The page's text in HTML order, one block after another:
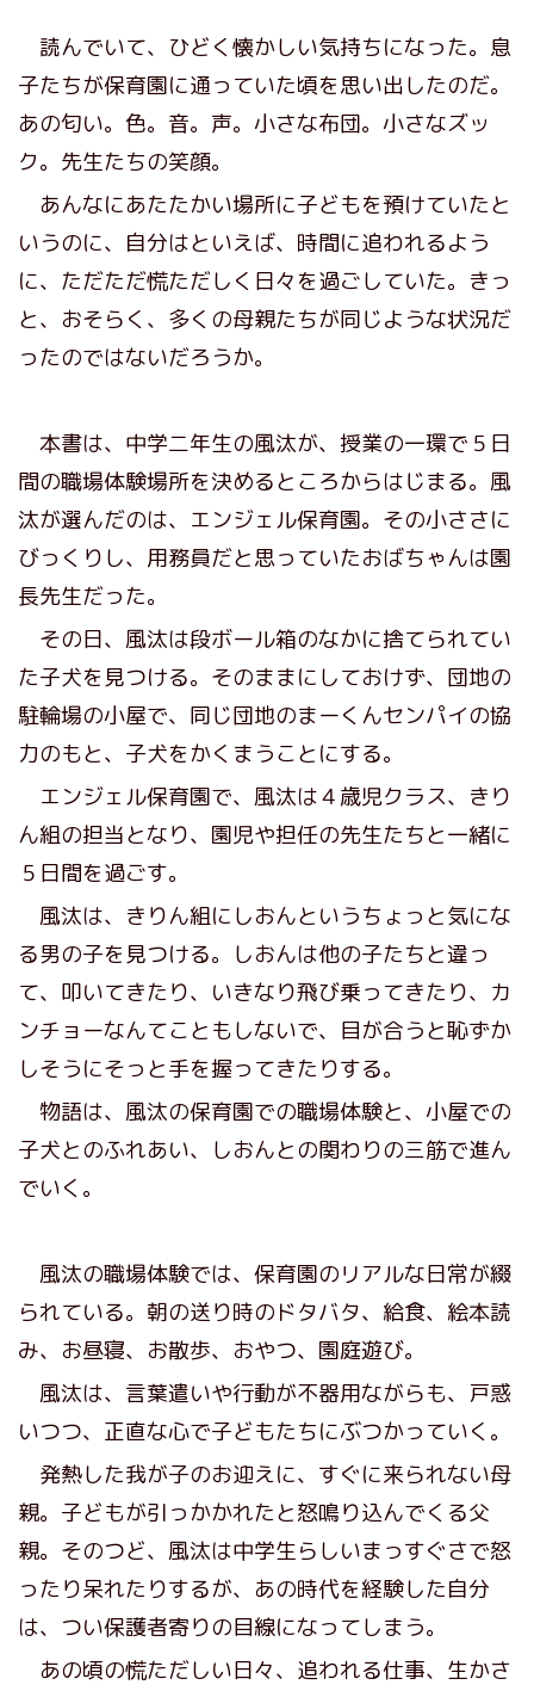
読んでいて、ひどく懐かしい気持ちになった。息
子たちが保育園に通っていた頃を思い出したのだ。
あの匂い。色。音。声。小さな布団。小さなズッ
ク。先生たちの笑顔。
あんなにあたたかい場所に子どもを預けていたと
いうのに、自分はといえば、時間に追われるよう
に、ただただ慌ただしく日々を過ごしていた。きっ
と、おそらく、多くの母親たちが同じような状況だ
ったのではないだろうか。
本書は、中学二年生の風汰が、授業の一環で５日
間の職場体験場所を決めるところからはじまる。風
汰が選んだのは、エンジェル保育園。その小ささに
びっくりし、用務員だと思っていたおばちゃんは園
長先生だった。
その日、風汰は段ボール箱のなかに捨てられてい
た子犬を見つける。そのままにしておけず、団地の
駐輪場の小屋で、同じ団地のまーくんセンパイの協
力のもと、子犬をかくまうことにする。
エンジェル保育園で、風汰は４歳児クラス、きり
ん組の担当となり、園児や担任の先生たちと一緒に
５日間を過ごす。
風汰は、きりん組にしおんというちょっと気にな
る男の子を見つける。しおんは他の子たちと違っ
て、叩いてきたり、いきなり飛び乗ってきたり、カ
ンチョーなんてこともしないで、目が合うと恥ずか
しそうにそっと手を握ってきたりする。
物語は、風汰の保育園での職場体験と、小屋での
子犬とのふれあい、しおんとの関わりの三筋で進ん
でいく。
風汰の職場体験では、保育園のリアルな日常が綴
られている。朝の送り時のドタバタ、給食、絵本読
み、お昼寝、お散歩、おやつ、園庭遊び。
風汰は、言葉遣いや行動が不器用ながらも、戸惑
いつつ、正直な心で子どもたちにぶつかっていく。
発熱した我が子のお迎えに、すぐに来られない母
親。子どもが引っかかれたと怒鳴り込んでくる父
親。そのつど、風汰は中学生らしいまっすぐさで怒
ったり呆れたりするが、あの時代を経験した自分
は、つい保護者寄りの目線になってしまう。
あの頃の慌ただしい日々、追われる仕事、生かさ